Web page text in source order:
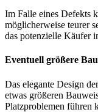
Im Falle eines Defekts
möglicherweise teurer
das potenzielle Käufer
Eventuell größere
Das elegante Design
etwas größeren
Platzproblemen führen